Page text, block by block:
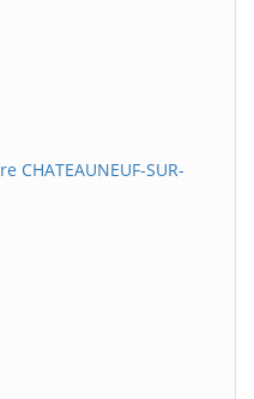
SUR-